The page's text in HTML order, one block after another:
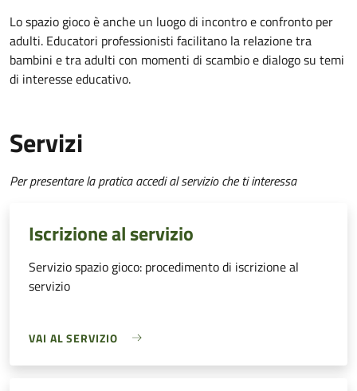
Lo spazio gioco è anche un luogo di incontro e confronto per
adulti. Educatori professionisti facilitano la relazione tra
bambini e tra adulti con momenti di scambio e dialogo su temi
di interesse educativo.
Servizi
Per presentare la pratica accedi al servizio che ti interessa
Iscrizione al servizio
Servizio spazio gioco: procedimento di iscrizione al
servizio
VAI AL SERVIZIO